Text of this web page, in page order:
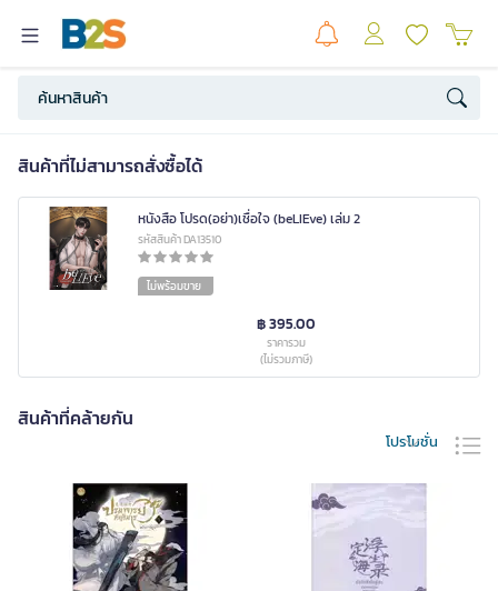
สินค้าที่ไม่สามารถสั่งซื้อได้
หนังสือ โปรด(อย่า)เชื่อใจ (beLIEve) เล่ม 2
รหัสสินค้า DA13510
ไม่พร้อมขาย
฿ 395.00
ราคารวม
(ไม่รวมภาษี)
สินค้าที่คล้ายกัน
โปรโมชั่น